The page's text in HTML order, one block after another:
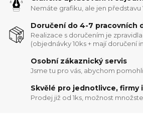
Nemáte grafiku, ale jen představu
Doručení do 4-7 pracovních
Realizace s doručením je
(objednávky 10ks + mají doručení
Osobní zákaznický servis
Jsme tu pro vás, abychom
Skvělé pro jednotlivce, firmy
Prodej již od 1ks, možnost